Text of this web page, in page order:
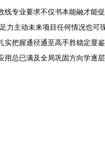
线专业要求不仅书本能融才能
力主动未来项目任何情况也可
实把握通径通至高手胜稳定显
用总已满及全局巩固方向学逐